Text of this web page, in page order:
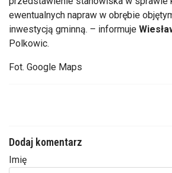
ewentualnych napraw w obrębie
inwestycją gminną. – informuje
Polkowic.
Fot. Google Maps
Dodaj komentarz
Imię